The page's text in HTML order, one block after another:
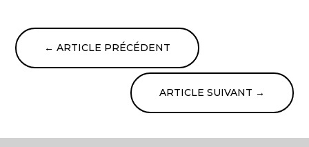
←ARTICLE PRÉCÉDENT
ARTICLE SUIVANT →